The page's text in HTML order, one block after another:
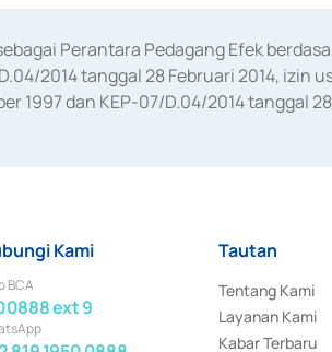
Perantara Pedagang Efek
2014 tanggal 28 Februari 2014,
1997 dan KEP-07/D.04/2014 tanggal
Kami
BCA
ext 9
Tautan
Tentang Kami
Layanan Kami
Kabar Terbaru